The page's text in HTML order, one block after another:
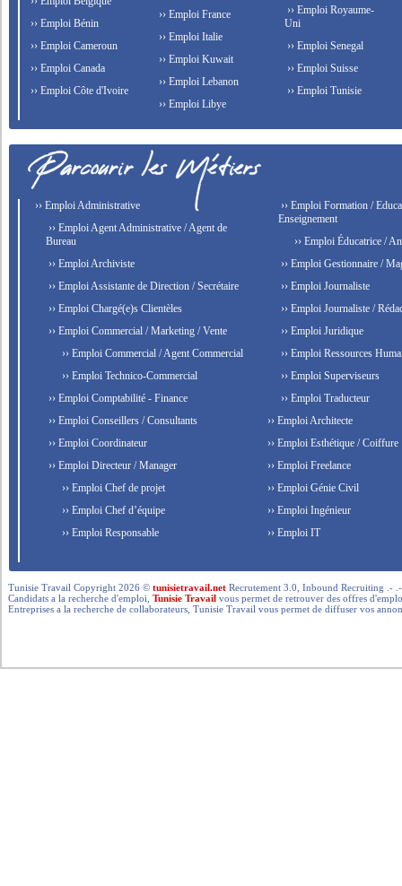
›› Emploi Bénin
›› Emploi Cameroun
›› Emploi Canada
›› Emploi Côte d'Ivoire
›› Emploi France
›› Emploi Italie
›› Emploi Kuwait
›› Emploi Lebanon
›› Emploi Libye
›› Emploi Royaume-
Uni
›› Emploi Senegal
›› Emploi Suisse
›› Emploi Tunisie
›› Emploi Administrative
›› Emploi Agent Administrative / Agent de
Bureau
›› Emploi Archiviste
›› Emploi Assistante de Direction / Secrétaire
›› Emploi Chargé(e)s Clientèles
›› Emploi Commercial / Marketing / Vente
›› Emploi Commercial / Agent Commercial
›› Emploi Technico-Commercial
›› Emploi Comptabilité - Finance
›› Emploi Conseillers / Consultants
›› Emploi Coordinateur
›› Emploi Directeur / Manager
›› Emploi Chef de projet
›› Emploi Chef d’équipe
›› Emploi Responsable
›› Emploi Formation /
Enseignement
›› Emploi Éducatrice /
›› Emploi Gestionnaire /
›› Emploi Journaliste
›› Emploi Journaliste /
›› Emploi Juridique
›› Emploi Ressources
›› Emploi Superviseurs
›› Emploi Traducteur
›› Emploi Architecte
›› Emploi Esthétique / Coiffure
›› Emploi Freelance
›› Emploi Génie Civil
›› Emploi Ingénieur
›› Emploi IT
Tunisie Travail Copyright 2026 ©tunisietravail.net Recrutement 3.0, Inbound Recruiting .-
Candidats a la recherche d'emploi,Tunisie Travail vous permet de retrouver des offres
Entreprises a la recherche de collaborateurs, Tunisie Travail vous permet de diffuser vos